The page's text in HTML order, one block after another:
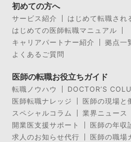
初めての方へ
サービス紹介
はじめて転職され
はじめての医師転職マニュアル
キャリアパートナー紹介
拠点一
よくあるご質問
医師の転職お役立ちガイド
転職ノウハウ
DOCTOR’S
医師転職ナレッジ
医師の現場と
スペシャルコラム
業界ニュース
開業医支援サポート
医師の年収
求人のお知らせ代行
医師の職場